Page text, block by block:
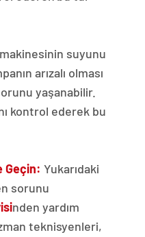
makinesinin suyunu
arızalı olması
yaşanabilir.
kontrol ederek bu
Geçin: Yukarıdaki
sorunu
nden yardım
teknisyenleri,